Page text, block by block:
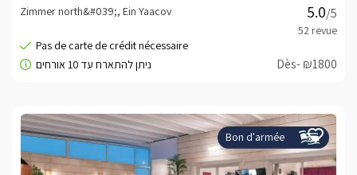
חשוב לדעת
Booking Conditions -
minisite_owner_instant
/5
Zimmer north&#039;, Ein Yaacov
Dès- ₪1800
Bon d'armée